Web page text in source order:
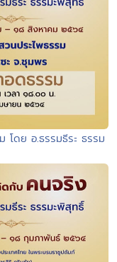
โดย อ.ธรรมธีระ ธรรม